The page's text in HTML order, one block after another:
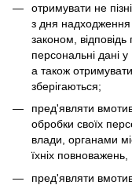
отримувати не
з дня надходження
законом,
персональні дані у
а також
зберігаються;
пред'являти
обробки своїх
влади, органами
їхніх
пред'являти